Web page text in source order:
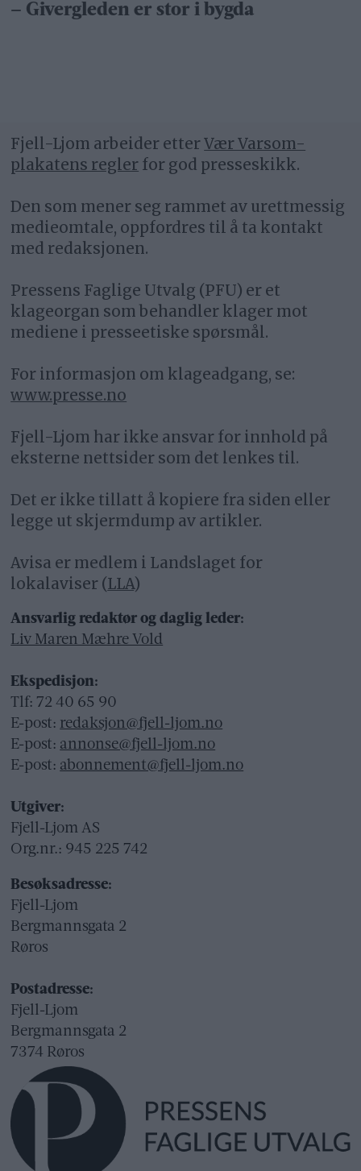
– Givergleden er stor i bygda
Fjell-Ljom arbeider etterVær Varsom-
plakatens regler for god presseskikk.
Den som mener seg rammet av urettmessig
medieomtale, oppfordres til å ta kontakt
med redaksjonen.
Pressens Faglige Utvalg (PFU) er et
klageorgan som behandler klager mot
mediene i presseetiske spørsmål.
For informasjon om klageadgang, se:
www.presse.no
Fjell-Ljom har ikke ansvar for innhold på
eksterne nettsider som det lenkes til.
Det er ikke tillatt å kopiere fra siden eller
legge ut skjermdump av artikler.
Avisa er medlem i Landslaget for
lokalaviser (LLA)
Ansvarlig redaktør og daglig leder:
Liv Maren Mæhre Vold
Ekspedisjon:
Tlf: 72 40 65 90
E-post: redaksjon@fjell-ljom.no
E-post: annonse@fjell-ljom.no
E-post: abonnement@fjell-ljom.no
Utgiver:
Fjell-Ljom AS
Org.nr.: 945 225 742
Besøksadresse:
Fjell-Ljom
Bergmannsgata 2
Røros
Postadresse:
Fjell-Ljom
Bergmannsgata 2
7374 Røros